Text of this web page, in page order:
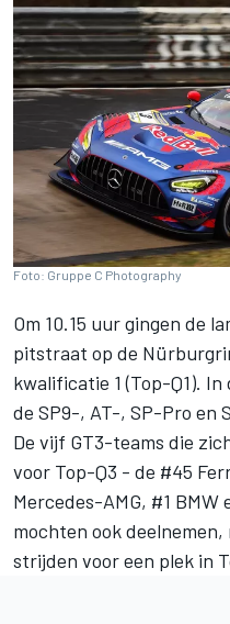
Foto: Gruppe C Photography
Om 10.15 uur gingen de
pitstraat op de
kwalificatie 1 (Top-Q1).
de SP9-, AT-, SP-Pro en
De vijf GT3-teams die
voor Top-Q3 - de #45
Mercedes-AMG, #1
mochten ook
strijden voor een plek in